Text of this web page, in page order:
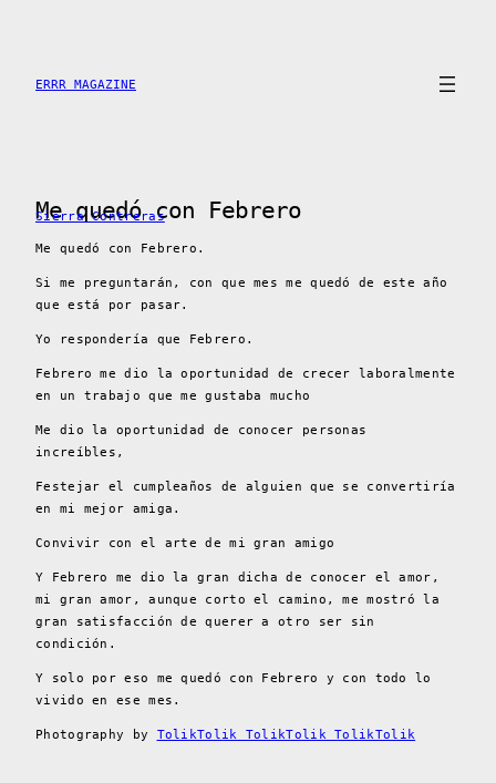
content
ERRR MAGAZINE
Me quedó con Febrero
Sierra Contreras
Me quedó con Febrero.
Si me preguntarán, con que mes me quedó de este año
que está por pasar.
Yo respondería que Febrero.
Febrero me dio la oportunidad de crecer laboralmente
en un trabajo que me gustaba mucho
Me dio la oportunidad de conocer personas
increíbles,
Festejar el cumpleaños de alguien que se convertiría
en mi mejor amiga.
Convivir con el arte de mi gran amigo
Y Febrero me dio la gran dicha de conocer el amor,
mi gran amor, aunque corto el camino, me mostró la
gran satisfacción de querer a otro ser sin
condición.
Y solo por eso me quedó con Febrero y con todo lo
vivido en ese mes.
Photography by TolikTolik TolikTolik TolikTolik